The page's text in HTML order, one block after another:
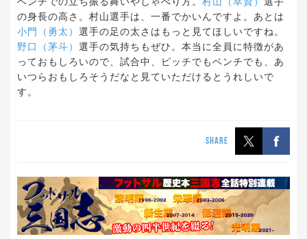
の身長の高さ。村山選手は、一番でかいんですよ。あとは
小門（勇太） 選手の足の太さはもっと見てほしいですね。
野口（茅斗） 選手の気持ちもぜひ。本当に全員に特徴があ
っておもしろいので、試合中、ピッチでもベンチでも、あ
いつらおもしろそうだなと見ていただけるとうれしいで
す。
SHARE